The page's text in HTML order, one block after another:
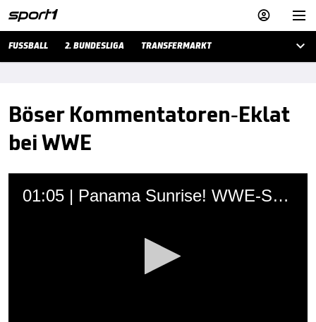


FUSSBALL 2. BUNDESLIGA TRANSFERMARKT 
Böser Kommentatoren-Eklat
bei WWE
01:05 | Panama Sunrise! WWE-Star Owens kassiert spektakuläre Salto-Aktion